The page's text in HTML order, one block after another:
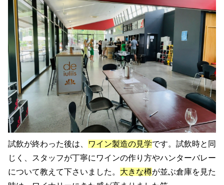
試飲が終わった後は、 ワイン製造の見学です。試飲時と同
じく、スタッフが丁寧にワインの作り方やハンターバレー
について教えて下さいました。 大きな樽が並ぶ倉庫を見た